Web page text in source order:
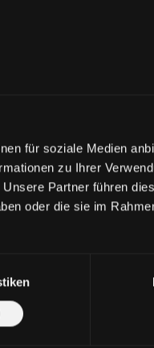
für soziale Medien
zu Ihrer
Partner führen
oder die sie im
GmbH